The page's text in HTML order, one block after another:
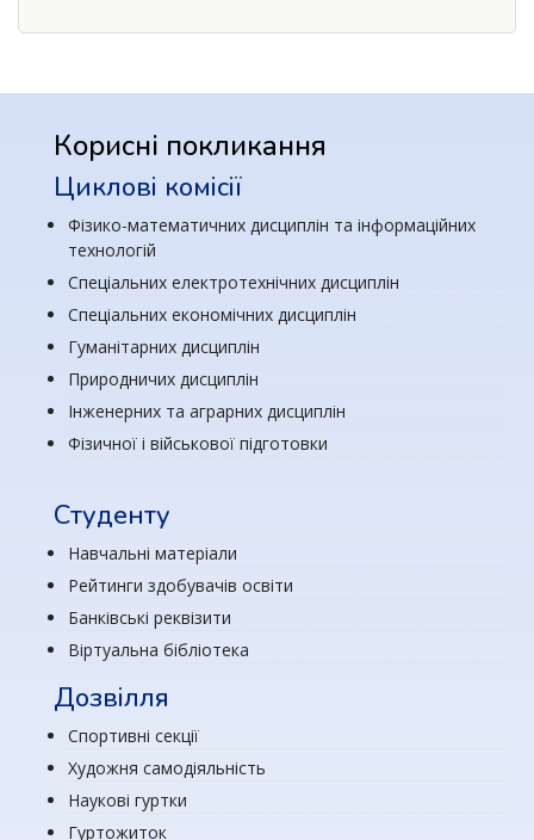
Корисні покликання
Циклові комісії
Фізико-математичних дисциплін та інформаційних
технологій
Спеціальних електротехнічних дисциплін
Спеціальних економічних дисциплін
Гуманітарних дисциплін
Природничих дисциплін
Інженерних та аграрних дисциплін
Фізичної і військової підготовки
Студенту
Навчальні матеріали
Рейтинги здобувачів освіти
Банківські реквізити
Віртуальна бібліотека
Дозвілля
Спортивні секції
Художня самодіяльність
Наукові гуртки
Гуртожиток